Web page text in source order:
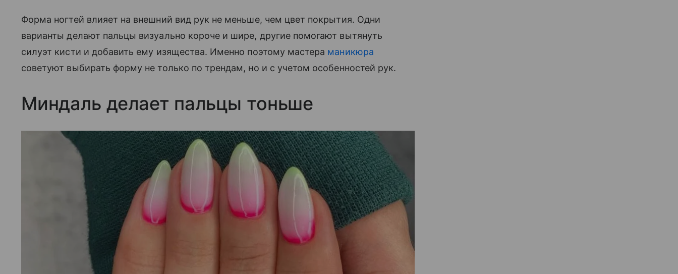
Форма ногтей влияет на внешний вид рук не меньше, чем цвет покрытия. Одни
варианты делают пальцы визуально короче и шире, другие помогают вытянуть
силуэт кисти и добавить ему изящества. Именно поэтому мастера маникюра
советуют выбирать форму не только по трендам, но и с учетом особенностей рук.
Миндаль делает пальцы тоньше